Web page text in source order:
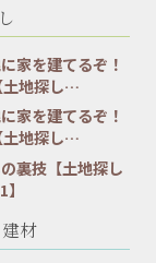
家を建てるぞ！
土地探し…
家を建てるぞ！
土地探し…
裏技【土地探し
材